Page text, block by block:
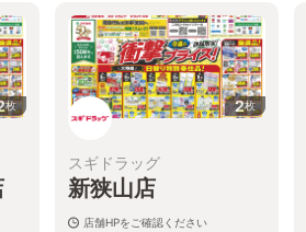
枚 2枚
スギドラッグ
新狭山店
店舗HPをご確認ください